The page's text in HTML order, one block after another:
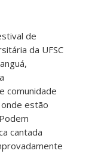
de
da UFSC
comunidade
estão
Podem
cantada